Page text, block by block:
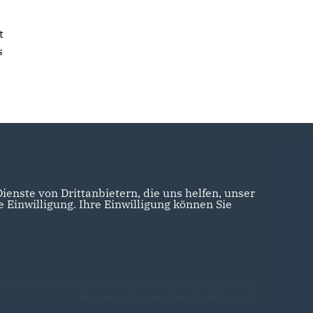
von Drittanbietern, die uns helfen, unser
Einwilligung. Ihre Einwilligung können Sie